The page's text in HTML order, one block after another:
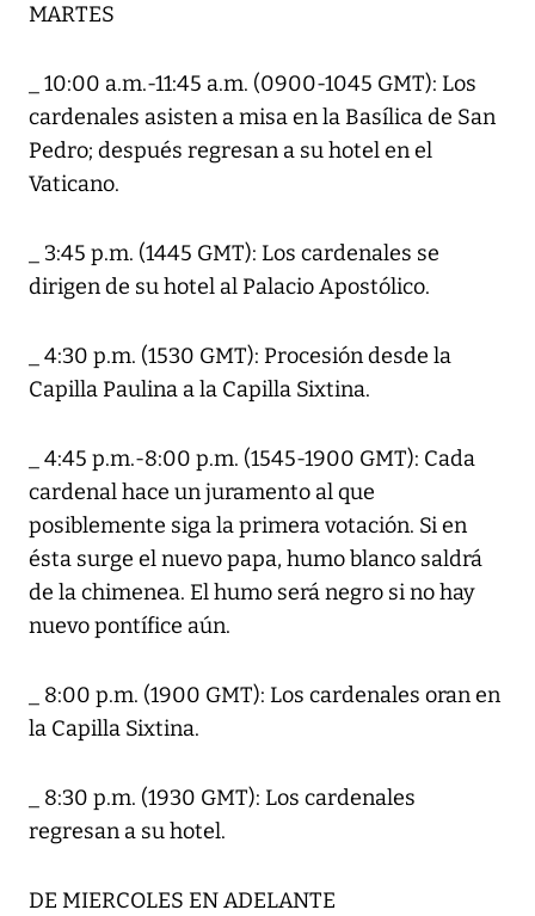
MARTES
_ 10:00 a.m.-11:45 a.m. (0900-1045 GMT): Los
cardenales asisten a misa en la Basílica de San
Pedro; después regresan a su hotel en el
Vaticano.
_ 3:45 p.m. (1445 GMT): Los cardenales se
dirigen de su hotel al Palacio Apostólico.
_ 4:30 p.m. (1530 GMT): Procesión desde la
Capilla Paulina a la Capilla Sixtina.
_ 4:45 p.m.-8:00 p.m. (1545-1900 GMT): Cada
cardenal hace un juramento al que
posiblemente siga la primera votación. Si en
ésta surge el nuevo papa, humo blanco saldrá
de la chimenea. El humo será negro si no hay
nuevo pontífice aún.
_ 8:00 p.m. (1900 GMT): Los cardenales oran en
la Capilla Sixtina.
_ 8:30 p.m. (1930 GMT): Los cardenales
regresan a su hotel.
DE MIERCOLES EN ADELANTE